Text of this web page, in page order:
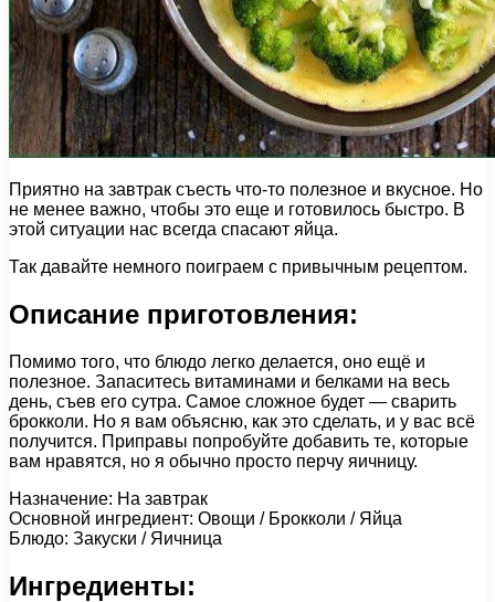
Приятно на завтрак съесть что-то полезное и вкусное. Но
не менее важно, чтобы это еще и готовилось быстро. В
этой ситуации нас всегда спасают яйца.
Так давайте немного поиграем с привычным рецептом.
Описание приготовления:
Помимо того, что блюдо легко делается, оно ещё и
полезное. Запаситесь витаминами и белками на весь
день, съев его сутра. Самое сложное будет — сварить
брокколи. Но я вам объясню, как это сделать, и у вас всё
получится. Приправы попробуйте добавить те, которые
вам нравятся, но я обычно просто перчу яичницу.
Назначение: На завтрак
Основной ингредиент: Овощи / Брокколи / Яйца
Блюдо: Закуски / Яичница
Ингредиенты: